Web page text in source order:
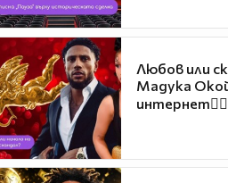
Любов или
Мадука